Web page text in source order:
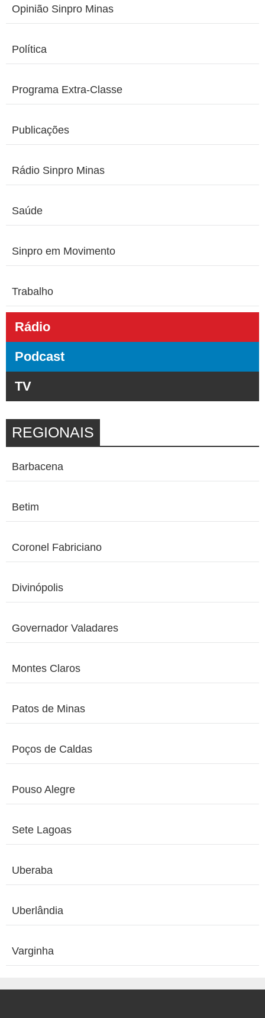
Opinião Sinpro Minas
Política
Programa Extra-Classe
Publicações
Rádio Sinpro Minas
Saúde
Sinpro em Movimento
Trabalho
Rádio
Podcast
TV
REGIONAIS
Barbacena
Betim
Coronel Fabriciano
Divinópolis
Governador Valadares
Montes Claros
Patos de Minas
Poços de Caldas
Pouso Alegre
Sete Lagoas
Uberaba
Uberlândia
Varginha